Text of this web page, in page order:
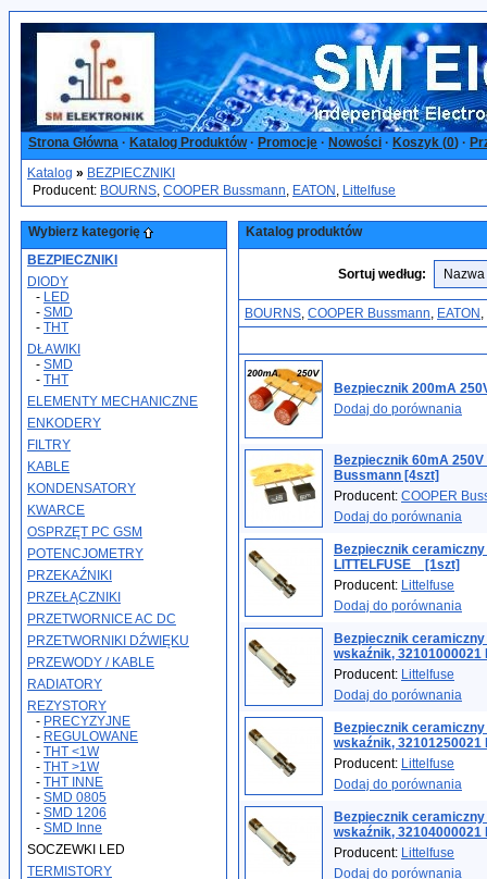
Strona Główna · Katalog Produktów· Promocje · Nowości · Koszyk (0) ·
Katalog » BEZPIECZNIKI
Producent: BOURNS, COOPER Bussmann, EATON , Littelfuse
Wybierz kategorię
BEZPIECZNIKI
DIODY
- LED
- SMD
- THT
DŁAWIKI
- SMD
- THT
ELEMENTY MECHANICZNE
ENKODERY
FILTRY
KABLE
KONDENSATORY
KWARCE
OSPRZĘT PC GSM
POTENCJOMETRY
PRZEKAŹNIKI
PRZEŁĄCZNIKI
PRZETWORNICE AC DC
PRZETWORNIKI DŹWIĘKU
PRZEWODY / KABLE
RADIATORY
REZYSTORY
- PRECYZYJNE
- REGULOWANE
- THT <1W
- THT >1W
- THT INNE
- SMD 0805
- SMD 1206
- SMD Inne
SOCZEWKI LED
TERMISTORY
Katalog produktów
Sortuj według:
BOURNS, COOPER Bussmann, EATON ,
Bezpiecznik 200mA
Dodaj do porównania
Bezpiecznik 60mA
Bussmann [4szt]
Producent: COOPER
Dodaj do porównania
Bezpiecznik
LITTELFUSE _ [1szt]
Producent: Littelfuse
Dodaj do porównania
Bezpiecznik
wskaźnik, 32101000021
Producent: Littelfuse
Dodaj do porównania
Bezpiecznik
wskaźnik, 32101250021
Producent: Littelfuse
Dodaj do porównania
Bezpiecznik
wskaźnik, 32104000021
Producent: Littelfuse
Dodaj do porównania